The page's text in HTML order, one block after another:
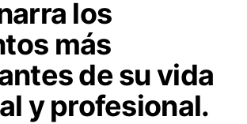
los
más
de su vida
y profesional.